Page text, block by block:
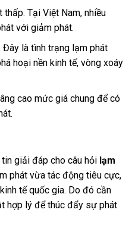
Tại Việt Nam, nhiều
với giảm phát.
là tình trạng lạm phát
hoại nền kinh tế, vòng xoáy
cao mức giá chung để có
giải đáp cho câu hỏi lạm
phát vừa tác động tiêu cực,
tế quốc gia. Do đó cần
hợp lý để thúc đẩy sự phát